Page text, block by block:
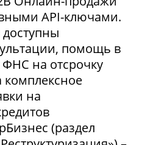
API-ключами.
помощь в
на отсрочку
комплексное
на
(раздел